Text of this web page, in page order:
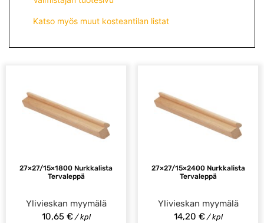
Katso myös muut kosteantilan listat
27×27/15×1800 Nurkkalista
Tervaleppä
Ylivieskan myymälä
10,65 €/ kpl
27×27/15×2400 Nurkkalista
Tervaleppä
Ylivieskan myymälä
14,20 €/ kpl